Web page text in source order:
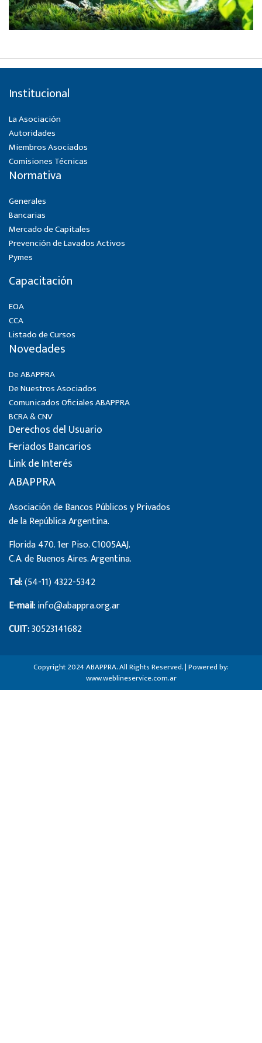
Institucional
La Asociación
Autoridades
Miembros Asociados
Comisiones Técnicas
Normativa
Generales
Bancarias
Mercado de Capitales
Prevención de Lavados Activos
Pymes
Capacitación
EOA
CCA
Listado de Cursos
Novedades
De ABAPPRA
De Nuestros Asociados
Comunicados Oficiales ABAPPRA
BCRA & CNV
Derechos del Usuario
Feriados Bancarios
Link de Interés
ABAPPRA
Asociación de Bancos Públicos y Privados
de la República Argentina.
Florida 470. 1er Piso. C1005AAJ.
C.A. de Buenos Aires. Argentina.
Tel:(54-11) 4322-5342
E-mail:info@abappra.org.ar
CUIT:30523141682
Copyright 2024 ABAPPRA. All Rights Reserved. | Powered by:
www.weblineservice.com.ar